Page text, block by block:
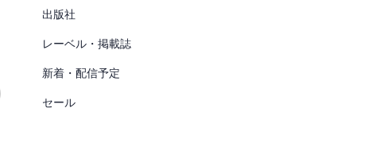
出版社
レーベル・掲載誌
新着・配信予定
セール